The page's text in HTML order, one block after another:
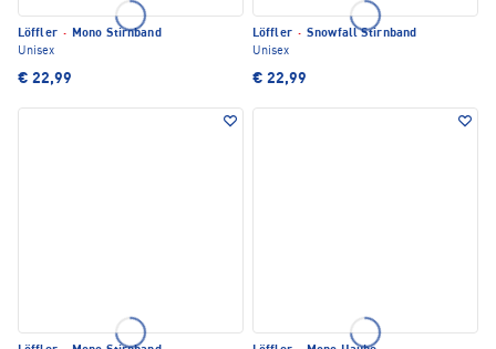
Löffler · Mono Stirnband
Unisex
€ 22,99
Löffler · Snowfall Stirnband
Unisex
€ 22,99